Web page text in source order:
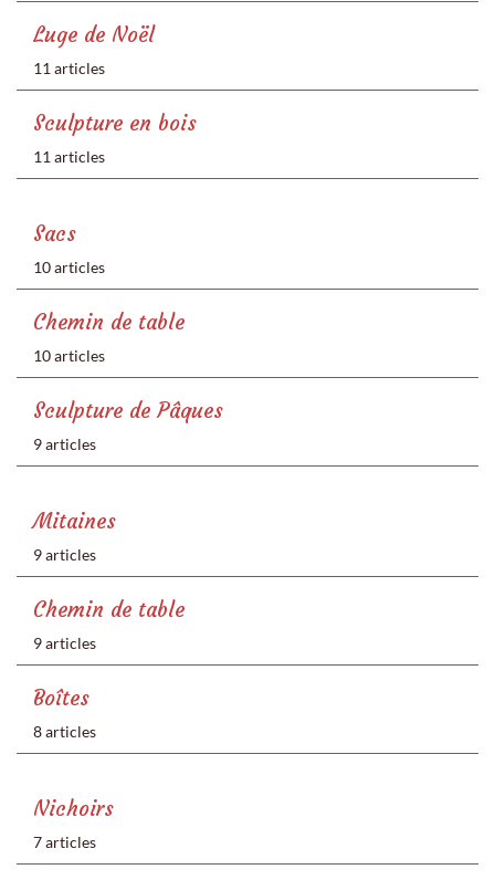
Luge de Noël
11 articles
Sculpture en bois
11 articles
Sacs
10 articles
Chemin de table
10 articles
Sculpture de Pâques
9 articles
Mitaines
9 articles
Chemin de table
9 articles
Boîtes
8 articles
Nichoirs
7 articles